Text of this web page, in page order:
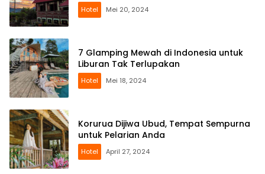
Hotel Mei 20, 2024
7 Glamping Mewah di Indonesia untuk
Liburan Tak Terlupakan
Hotel Mei 18, 2024
Korurua Dijiwa Ubud, Tempat Sempurna
untuk Pelarian Anda
Hotel April 27, 2024